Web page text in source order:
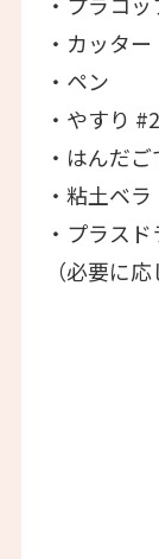
・カッター
・ペン
・やすり
・はんだご
・粘土ベラ
・プラス
（必要に